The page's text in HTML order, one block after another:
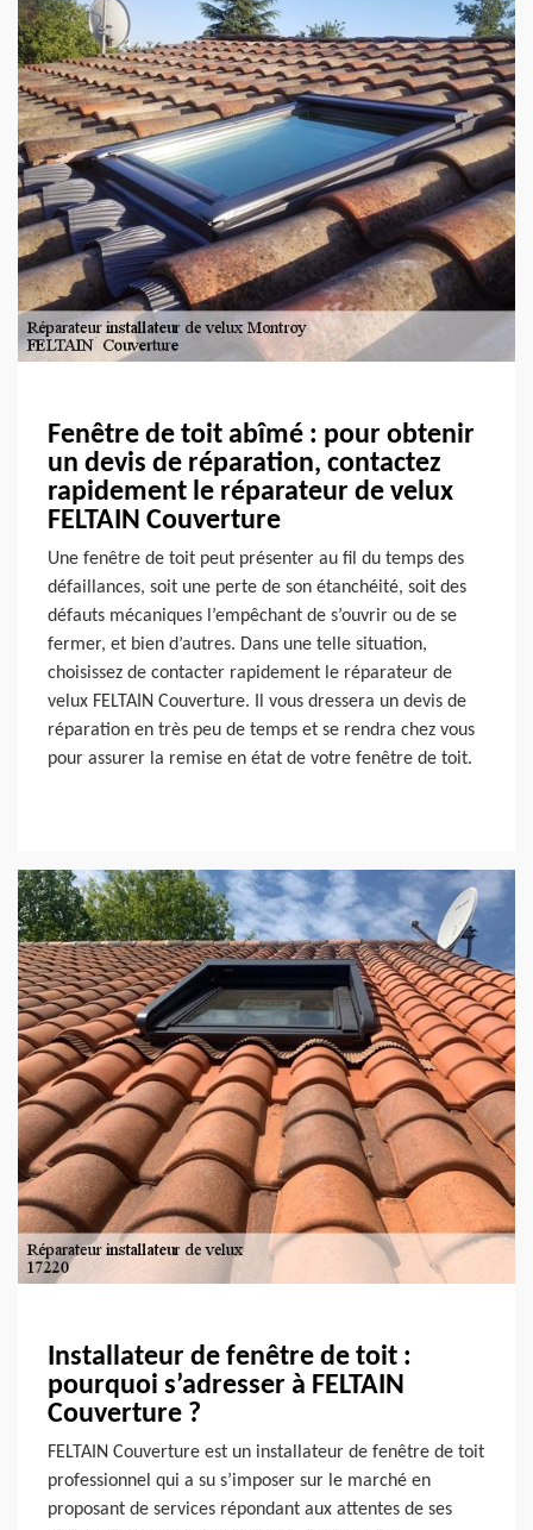
Fenêtre de toit abîmé : pour obtenir
un devis de réparation, contactez
rapidement le réparateur de velux
FELTAIN Couverture
Une fenêtre de toit peut présenter au fil du temps des
défaillances, soit une perte de son étanchéité, soit des
défauts mécaniques l’empêchant de s’ouvrir ou de se
fermer, et bien d’autres. Dans une telle situation,
choisissez de contacter rapidement le réparateur de
velux FELTAIN Couverture. Il vous dressera un devis de
réparation en très peu de temps et se rendra chez vous
pour assurer la remise en état de votre fenêtre de toit.
Installateur de fenêtre de toit :
pourquoi s’adresser à FELTAIN
Couverture ?
FELTAIN Couverture est un installateur de fenêtre de toit
professionnel qui a su s’imposer sur le marché en
proposant de services répondant aux attentes de ses